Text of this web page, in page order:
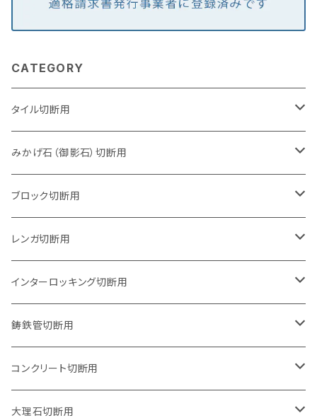
CATEGORY
タイル切断用
105mm（4インチ）
125mm（5インチ）
グラインダー取付用
石井超硬電動切断機 取付用
みかげ石（御影石）切断用
105mm（4インチ）
セグメントタイプ
セグメントタイプ（ビス穴付き
125mm（5インチ）
セグメントタイプ
セグメントタイプ（ビス穴付き
150mm（6インチ）
セグメントタイプ
180mm（7インチ）
セグメントタイプ
205mm（8インチ）
セグメントタイプ
230mm（9インチ）
ブロック切断用
105mm（4インチ）
セグメントタイプ
ウェーブタイプ
125mm（5インチ）
セグメントタイプ
ウェーブタイプ
150mm（6インチ）
セグメントタイプ
ウェーブタイプ
180mm（7インチ）
セグメントタイプ
205mm（8インチ）
レンガ切断用
105mm（4インチ）
セグメントタイプ
ウェーブタイプ
125mm（5インチ）
セグメントタイプ
ウェーブタイプ
150mm（6インチ）
セグメントタイプ
180mm（7インチ）
インターロッキング切断用
105mm（4インチ）
セグメントタイプ
セグメントタイプ（ビス穴付き
125mm（5インチ）
セグメントタイプ
150mm（6インチ）
鋳鉄管切断用
105mm（4インチ）
セグメントタイプ
125mm（5インチ）
コンクリート切断用
105mm（4インチ）
大理石切断用